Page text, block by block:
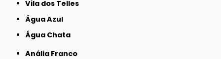
Vila dos Telles
Água Azul
Água Chata
Anália Franco